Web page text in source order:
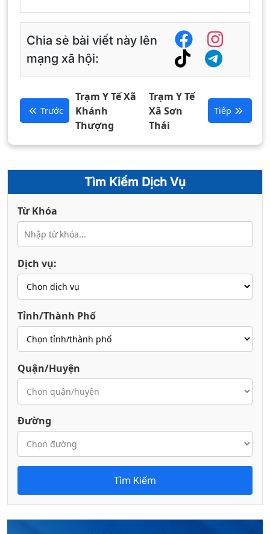
Chia sẻ bài viết này lên
mạng xã hội:
Trước
Trạm Y Tế Xã
Khánh
Thượng
Trạm Y Tế
Xã Sơn
Thái
Tiếp
Tìm Kiếm Dịch Vụ
Từ Khóa
Dịch vụ:
Tỉnh/Thành Phố
Quận/Huyện
Đường
Tìm Kiếm